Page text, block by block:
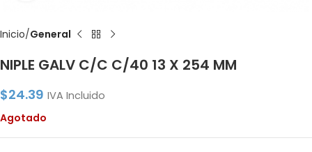
Inicio General
NIPLE GALV C/C C/40 13 X 254 MM
$24.39 IVA Incluido
Agotado